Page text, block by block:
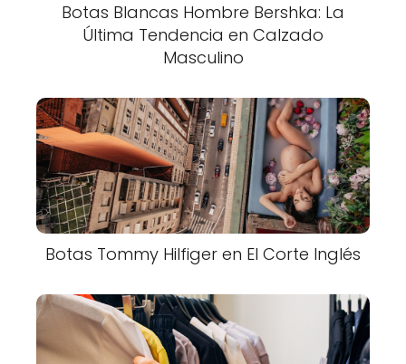
Botas Blancas Hombre Bershka: La
Última Tendencia en Calzado
Masculino
Botas Tommy Hilfiger en El Corte Inglés